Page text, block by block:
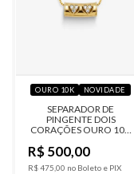
OURO 10K NOVIDADE
SEPARADOR DE
PINGENTE DOIS
CORAÇÕES OURO 10K
R$ 500,00
R$ 475,00 no Boleto e PIX